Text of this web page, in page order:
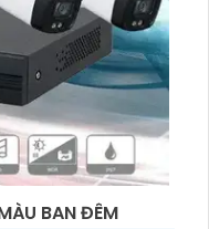
BAN ĐÊM